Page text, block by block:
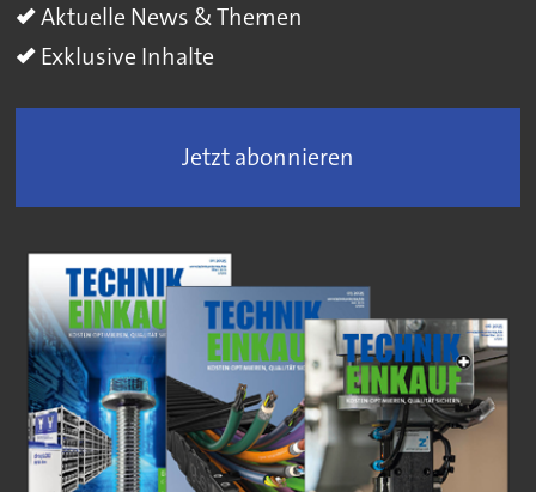
Aktuelle News & Themen
Exklusive Inhalte
Jetzt abonnieren